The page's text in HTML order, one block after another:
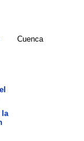
Cuenca
la